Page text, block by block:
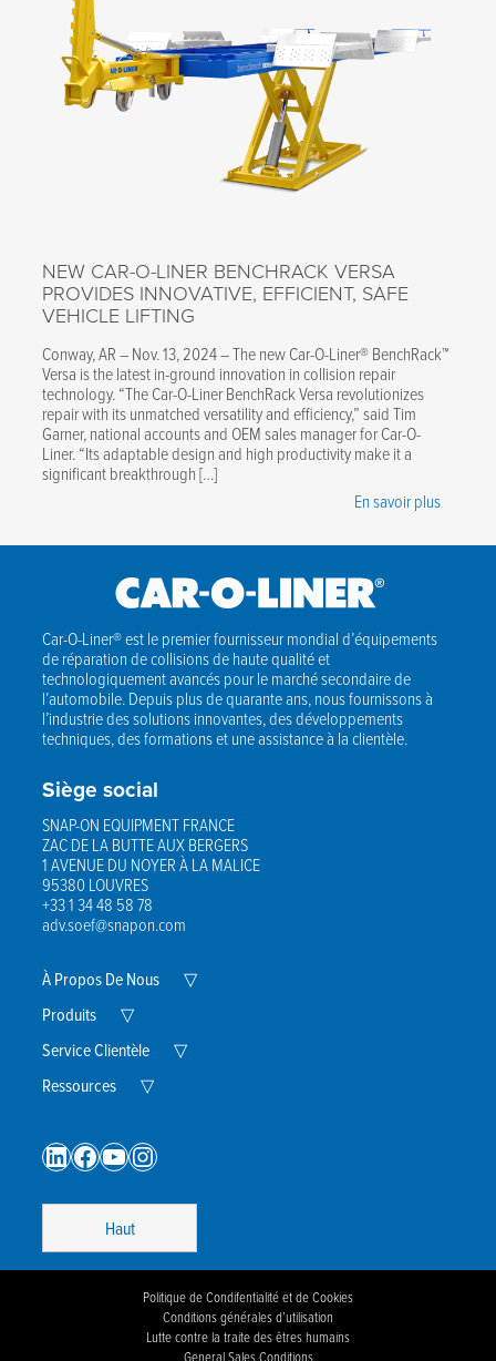
NEW CAR-O-LINER BENCHRACK VERSA
PROVIDES INNOVATIVE, EFFICIENT, SAFE
VEHICLE LIFTING
Conway, AR – Nov. 13, 2024 – The new Car-O-Liner® BenchRack™
Versa is the latest in-ground innovation in collision repair
technology. “The Car-O-Liner BenchRack Versa revolutionizes
repair with its unmatched versatility and efficiency,” said Tim
Garner, national accounts and OEM sales manager for Car-O-
Liner. “Its adaptable design and high productivity make it a
significant breakthrough […]
En savoir plus
Car-O-Liner® est le premier fournisseur mondial d’équipements
de réparation de collisions de haute qualité et
technologiquement avancés pour le marché secondaire de
l’automobile. Depuis plus de quarante ans, nous fournissons à
l’industrie des solutions innovantes, des développements
techniques, des formations et une assistance à la clientèle.
Siège social
SNAP-ON EQUIPMENT FRANCE
ZAC DE LA BUTTE AUX BERGERS
1 AVENUE DU NOYER À LA MALICE
95380 LOUVRES
+33 1 34 48 58 78
adv.soef@snapon.com
À Propos De Nous ▽Expand
Produits ▽Expand
Menu
Service Clientèle ▽Expand
Ressources ▽Expand
LinkedIn
Facebook
YouTube
Instagram
Haut
Politique de Condifentialité et de Cookies
Conditions générales d’utilisation
Lutte contre la traite des êtres humains
General Sales Conditions